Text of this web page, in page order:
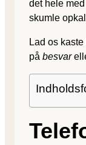
det hele med
skumle
Lad os
på besvar